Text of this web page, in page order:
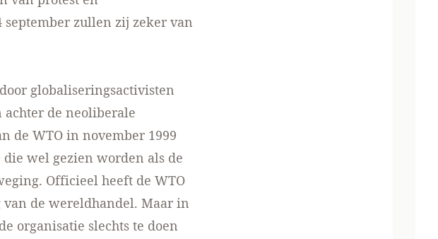
zullen zij zeker van
globaliseringsactivisten
achter de neoliberale
de WTO in november 1999
wel gezien worden als de
Officieel heeft de WTO
van de wereldhandel. Maar in
organisatie slechts te doen